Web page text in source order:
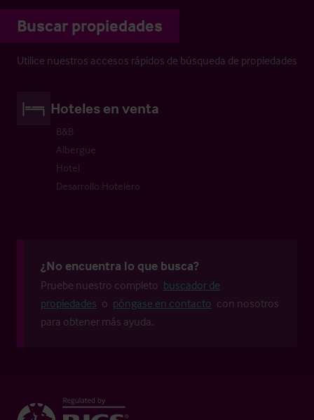
Buscar propiedades
Utilice nuestros accesos rápidos de búsqueda de propiedades
Hoteles en venta
B&B
Albergue
Hotel
Desarrollo Hotelero
¿No encuentra lo que busca?
Pruebe nuestro completo buscador de
propiedades o póngase en contacto con nosotros
para obtener más ayuda.